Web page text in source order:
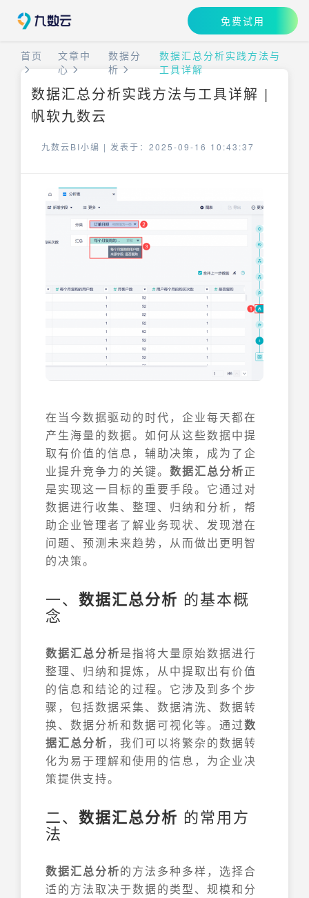
免费试用
首页
文章中
心
数据分
析
数据汇总分析实践方法与
工具详解
数据汇总分析实践方法与工具详解 |
帆软九数云
九数云BI小编 | 发表于：2025-09-16 10:43:37
在当今数据驱动的时代，企业每天都在
产生海量的数据。如何从这些数据中提
取有价值的信息，辅助决策，成为了企
业提升竞争力的关键。 数据汇总分析正
是实现这一目标的重要手段。它通过对
数据进行收集、整理、归纳和分析，帮
助企业管理者了解业务现状、发现潜在
问题、预测未来趋势，从而做出更明智
的决策。
一、 数据汇总分析 的基本概
念
数据汇总分析是指将大量原始数据进行
整理、归纳和提炼，从中提取出有价值
的信息和结论的过程。它涉及到多个步
骤，包括数据采集、数据清洗、数据转
换、数据分析和数据可视化等。通过数
据汇总分析 ，我们可以将繁杂的数据转
化为易于理解和使用的信息，为企业决
策提供支持。
二、 数据汇总分析 的常用方
法
数据汇总分析的方法多种多样，选择合
适的方法取决于数据的类型、规模和分